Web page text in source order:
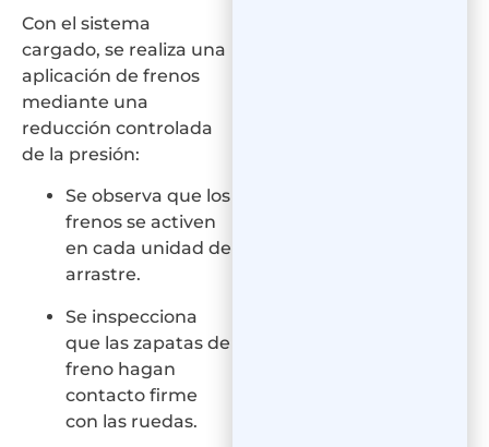
Con el sistema
cargado, se realiza una
aplicación de frenos
mediante una
reducción controlada
de la presión:
Se observa que los
frenos se activen
en cada unidad de
arrastre.
Se inspecciona
que las zapatas de
freno hagan
contacto firme
con las ruedas.